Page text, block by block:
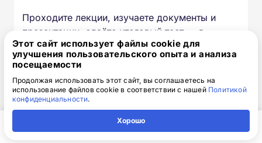
Проходите лекции, изучаете документы и
презентации, сдаёте итоговый тест — в
удобное для вас время и темпе.
Мы вносим сведения в ФИС
ФРДО
5
Информация о выданных удостоверениях и
Этот сайт использует файлы cookie для
улучшения пользовательского опыта и анализа
посещаемости
Продолжая использовать этот сайт, вы соглашаетесь на
использование файлов cookie в соответствии с нашей Политикой
конфиденциальности.
Хорошо